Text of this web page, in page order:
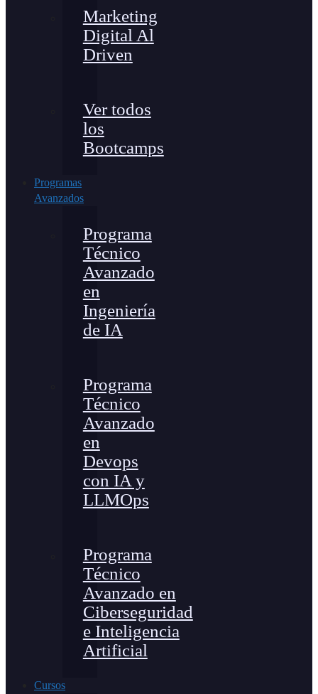
Marketing
Digital Al
Driven
Ver todos
los
Bootcamps
Programas
Avanzados
Programa
Técnico
Avanzado
en
Ingeniería
de IA
Programa
Técnico
Avanzado
en
Devops
con IA y
LLMOps
Programa
Técnico
Avanzado en
Ciberseguridad
e Inteligencia
Artificial
Cursos